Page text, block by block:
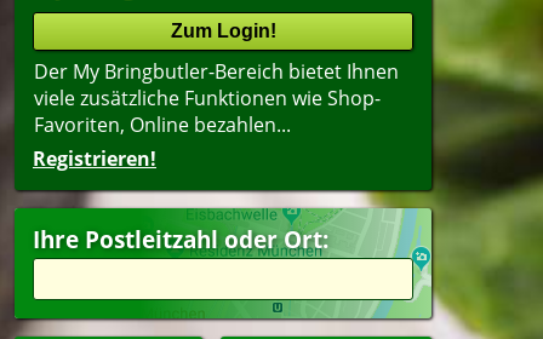
Der My Bringbutler-Bereich bietet Ihnen
viele zusätzliche Funktionen wie Shop-
Favoriten, Online bezahlen...
Registrieren!
Ihre Postleitzahl oder Ort: